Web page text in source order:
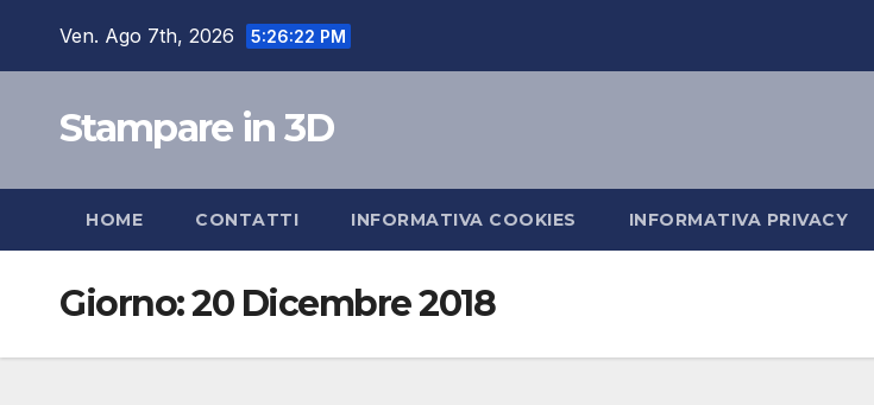
Ven. Ago 7th, 2026 5:26:22 PM
Stampare in 3D
HOME CONTATTI INFORMATIVA COOKIES INFORMATIVA PRIVACY
Giorno:20 Dicembre 2018